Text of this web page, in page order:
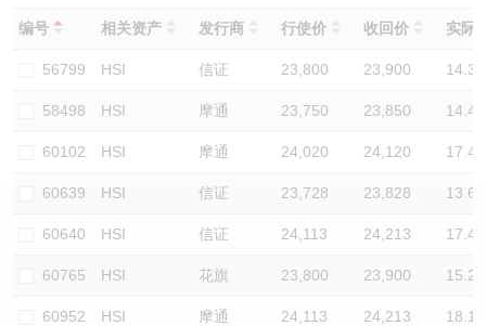
编号 相关资产 发行商 行使价 收回价 实际
56799 HSI 信证 23,800 23,900 14.3
58498 HSI 摩通 23,750 23,850 14.4
60102 HSI 摩通 24,020 24,120 17.4
60639 HSI 信证 23,728 23,828 13.6
60640 HSI 信证 24,113 24,213 17.4
60765 HSI 花旗 23,800 23,900 15.2
60952 HSI 摩通 24,113 24,213 18.1
认股证速算机
认股证/牛熊证日志
认股证文件及公告
已收回牛熊证剩余价值
牛熊证到期结算价查找
牛熊证分析仪
牛熊证文件及公告
三十大平均引伸波幅
相关资产沽空
中资ETFs溢价比较
AH 股价对照
ADR
认股证牛熊证常问问题